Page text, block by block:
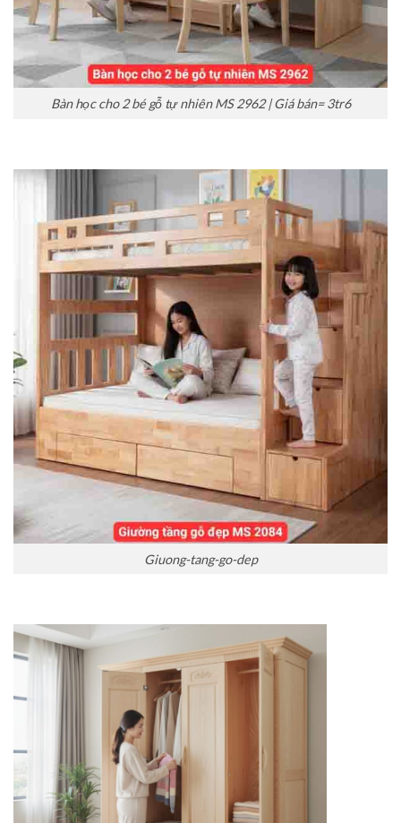
Bàn học cho 2 bé gỗ tự nhiên MS 2962 | Giá bán= 3tr6
Giuong-tang-go-dep